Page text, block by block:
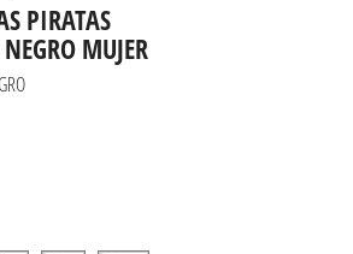
PIRATAS
MUJER